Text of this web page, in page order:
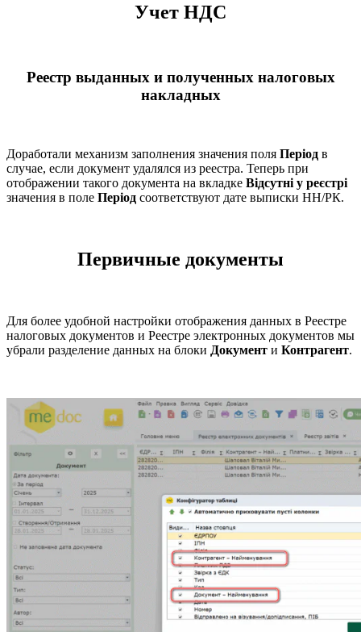
Учет НДС
Реестр выданных и полученных налоговых
накладных
Доработали механизм заполнения значения поля Період в
случае, если документ удалялся из реестра. Теперь при
отображении такого документа на вкладке Відсутні у реєстрі
значения в поле Період соответствуют дате выписки НН/РК.
Первичные документы
Для более удобной настройки отображения данных в Реестре
налоговых документов и Реестре электронных документов мы
убрали разделение данных на блоки Документ и Контрагент.